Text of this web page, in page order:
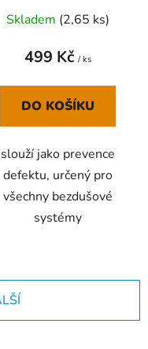
Skladem (2,65 ks)
499 Kč / ks
DO KOŠÍKU
slouží jako prevence
defektu, určený pro
všechny bezdušové
systémy